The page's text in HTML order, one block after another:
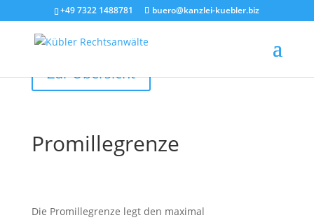
+49 7322 1488781 buero@kanzlei-kuebler.biz
Zur Übersicht
Promillegrenze
Die Promillegrenze legt den maximal